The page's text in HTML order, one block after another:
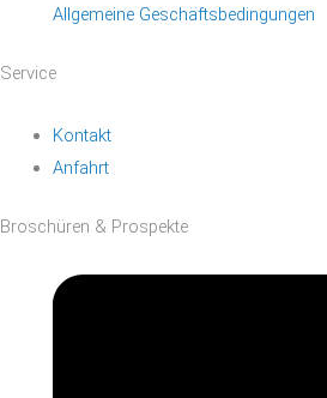
Allgemeine Geschäftsbedingungen
Service
Kontakt
Anfahrt
Broschüren & Prospekte